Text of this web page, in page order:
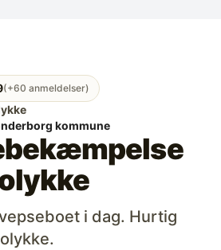
(+60 anmeldelser)
kommune
i dag. Hurtig